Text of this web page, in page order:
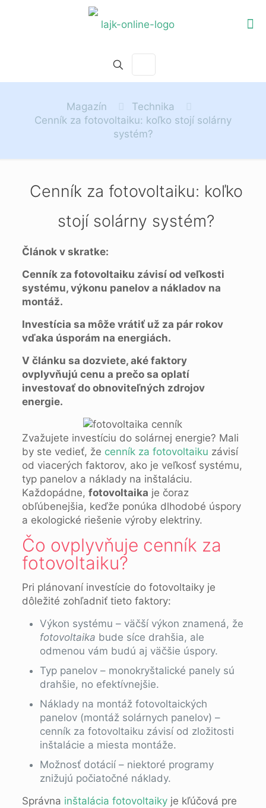
Magazín
Technika
Cenník za fotovoltaiku: koľko stojí solárny
systém?
Cenník za fotovoltaiku: koľko
stojí solárny systém?
Článok v skratke:
Cenník za fotovoltaiku závisí od veľkosti
systému, výkonu panelov a nákladov na
montáž.
Investícia sa môže vrátiť už za pár rokov
vďaka úsporám na energiách.
V článku sa dozviete, aké faktory
ovplyvňujú cenu a prečo sa oplatí
investovať do obnoviteľných zdrojov
energie.
Zvažujete investíciu do solárnej energie? Mali
by ste vedieť, že cenník za fotovoltaiku závisí
od viacerých faktorov, ako je veľkosť systému,
typ panelov a náklady na inštaláciu.
Každopádne, fotovoltaika je čoraz
obľúbenejšia, keďže ponúka dlhodobé úspory
a ekologické riešenie výroby elektriny.
Čo ovplyvňuje cenník za
fotovoltaiku?
Pri plánovaní investície do fotovoltaiky je
dôležité zohľadniť tieto faktory:
Výkon systému – väčší výkon znamená, že
fotovoltaika bude síce drahšia, ale
odmenou vám budú aj väčšie úspory.
Typ panelov – monokryštalické panely sú
drahšie, no efektívnejšie.
Náklady na montáž fotovoltaických
panelov (montáž solárnych panelov) –
cenník za fotovoltaiku závisí od zložitosti
inštalácie a miesta montáže.
Možnosť dotácií – niektoré programy
znižujú počiatočné náklady.
Správna inštalácia fotovoltaikyje kľúčová pre